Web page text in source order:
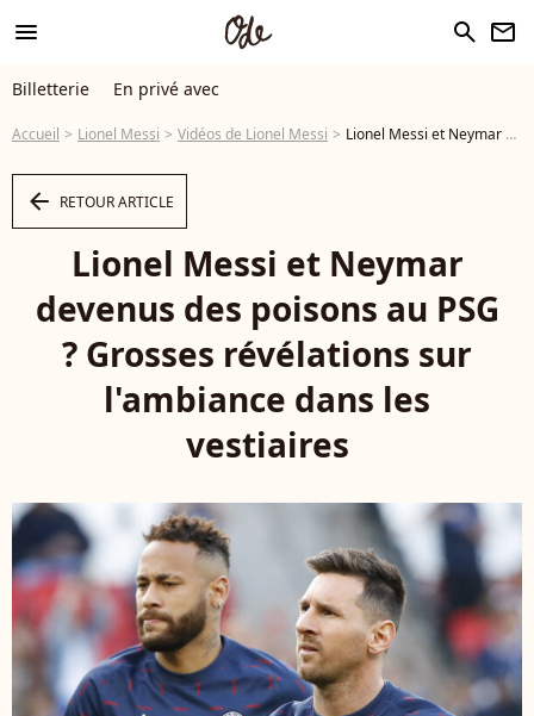
menu search newsletter
Billetterie En privé avec
Accueil Lionel Messi Vidéos de Lionel Messi Lionel Messi et Neymar devenus des poisons au PSG ? Grosses révélations sur l'ambiance dans les vestiaires - Vidéo
arrow_left RETOUR ARTICLE
Lionel Messi et Neymar
devenus des poisons au PSG
? Grosses révélations sur
l'ambiance dans les
vestiaires